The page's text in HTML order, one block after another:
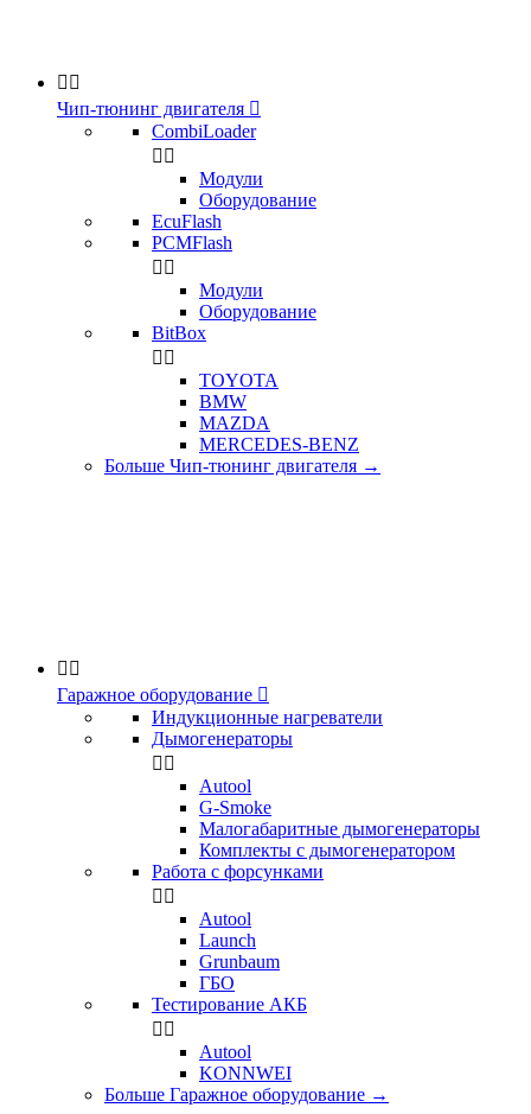
 
Чип-тюнинг двигателя 
CombiLoader
 
Модули
Оборудование
EcuFlash
PCMFlash
 
Модули
Оборудование
BitBox
 
TOYOTA
BMW
MAZDA
MERCEDES-BENZ
Больше Чип-тюнинг двигателя →
 
Гаражное оборудование 
Индукционные нагреватели
Дымогенераторы
 
Аutool
G-Smoke
Малогабаритные дымогенераторы
Комплекты с дымогенератором
Работа с форсунками
 
Autool
Launch
Grunbaum
ГБО
Тестирование АКБ
 
Autool
KONNWEI
Больше Гаражное оборудование →